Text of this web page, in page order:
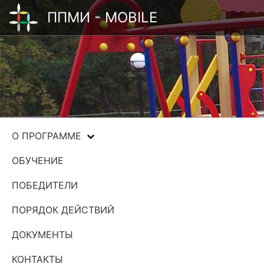
ППМИ - MOBILE
О ПРОГРАММЕ
ОБУЧЕНИЕ
ПОБЕДИТЕЛИ
ПОРЯДОК ДЕЙСТВИЙ
ДОКУМЕНТЫ
КОНТАКТЫ